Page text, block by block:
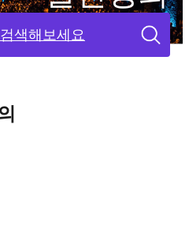
색해보세요